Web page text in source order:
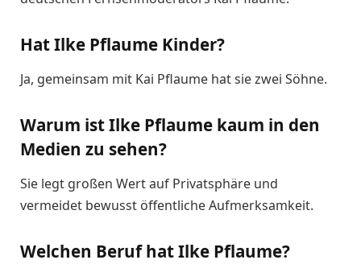
Hat Ilke Pflaume Kinder?
Ja, gemeinsam mit Kai Pflaume hat sie zwei Söhne.
Warum ist Ilke Pflaume kaum in den
Medien zu sehen?
Sie legt großen Wert auf Privatsphäre und
vermeidet bewusst öffentliche Aufmerksamkeit.
Welchen Beruf hat Ilke Pflaume?